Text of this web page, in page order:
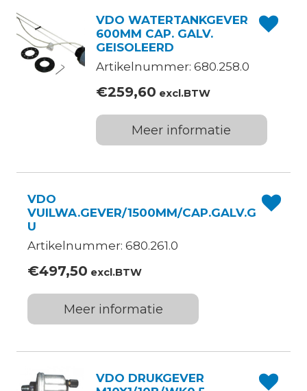
VDO WATERTANKGEVER
600MM CAP. GALV.
GEISOLEERD
Artikelnummer: 680.258.0
€259,60 excl.BTW
Meer informatie
VDO
VUILWA.GEVER/1500MM/CAP.GALV.G
U
Artikelnummer: 680.261.0
€497,50 excl.BTW
Meer informatie
VDO DRUKGEVER